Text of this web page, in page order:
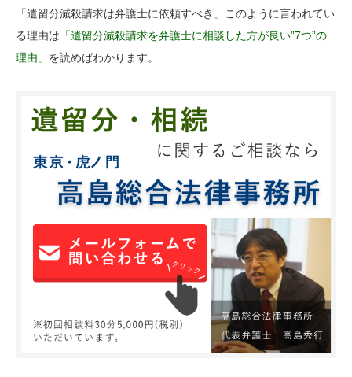
「遺留分減殺請求は弁護士に依頼すべき」このように言われてい
る理由は 「遺留分減殺請求を弁護士に相談した方が良い”7つ”の
理由」 を読めばわかります。